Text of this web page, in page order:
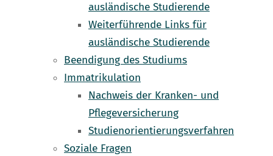
ausländische Studierende
Weiterführende Links für
ausländische Studierende
Beendigung des Studiums
Immatrikulation
Nachweis der Kranken- und
Pflegeversicherung
Studienorientierungsverfahren
Soziale Fragen